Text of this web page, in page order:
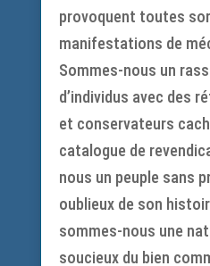
provoquent toutes
manifestations de
Sommes-nous un
d’individus avec des
et conservateurs
catalogue de
nous un peuple sans
oublieux de son
sommes-nous une
soucieux du bien